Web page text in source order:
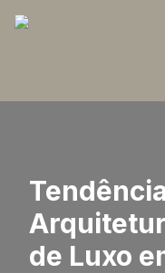
de Luxo